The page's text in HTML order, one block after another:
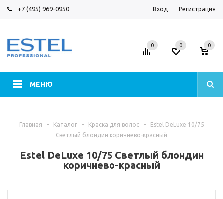
+7 (495) 969-0950 Вход Регистрация
МЕНЮ
0 0 0
Главная - Каталог - Краска для волос -
Estel DeLuxe 10/75
Светлый блондин коричнево-красный
Estel DeLuxe 10/75 Светлый блондин
коричнево-красный